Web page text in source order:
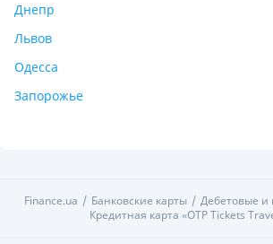
Днепр
Львов
Одесса
Запорожье
Finance.ua Банковские карты
Дебетовые и
Кредитная карта «ОТР Tickets